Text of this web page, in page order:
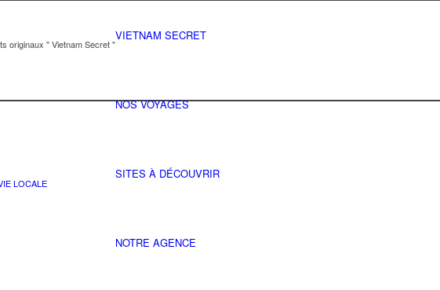
VIETNAM SECRET
originaux " Vietnam Secret "
LOCALE
NOS VOYAGES
SITES À DÉCOUVRIR
NOTRE AGENCE